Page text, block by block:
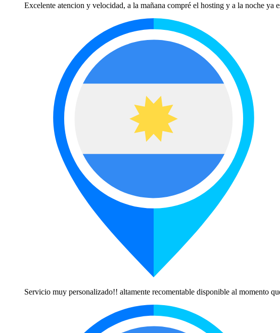
Excelente atencion y velocidad, a la mañana compré el hosting y a la noche
Servicio muy personalizado!! altamente recomentable disponible al momento